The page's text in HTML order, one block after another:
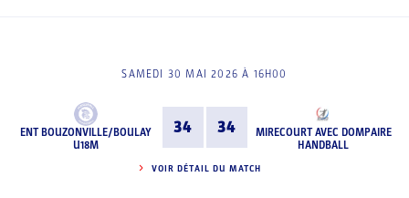
SAMEDI 30 MAI 2026 À 16H00
ENT BOUZONVILLE/BOULAY
U18M
34 34
MIRECOURT AVEC DOMPAIRE
HANDBALL
VOIR DÉTAIL DU MATCH